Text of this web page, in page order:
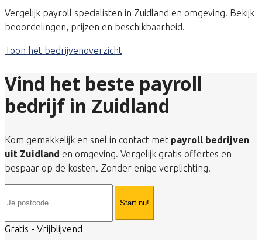
Vergelijk payroll specialisten in Zuidland en omgeving. Bekijk
beoordelingen, prijzen en beschikbaarheid.
Toon het bedrijvenoverzicht
Vind het beste payroll
bedrijf in Zuidland
Kom gemakkelijk en snel in contact met payroll bedrijven
uit Zuidland en omgeving. Vergelijk gratis offertes en
bespaar op de kosten. Zonder enige verplichting.
Start nu!
Gratis - Vrijblijvend